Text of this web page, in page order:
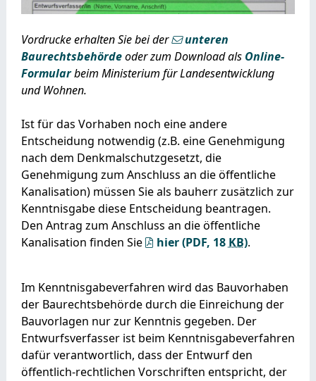
Vordrucke erhalten Sie bei der
unteren
Baurechtsbehördeoder zum Download als Online-
Formularbeim Ministerium für Landesentwicklung
und Wohnen.
Ist für das Vorhaben noch eine andere
Entscheidung notwendig (z.B. eine Genehmigung
nach dem Denkmalschutzgesetzt, die
Genehmigung zum Anschluss an die öffentliche
Kanalisation) müssen Sie als bauherr zusätzlich zur
Kenntnisgabe diese Entscheidung beantragen.
Den Antrag zum Anschluss an die öffentliche
Kanalisation finden Sie
hier(PDF, 18 KB).
Im Kenntnisgabeverfahren wird das Bauvorhaben
der Baurechtsbehörde durch die Einreichung der
Bauvorlagen nur zur Kenntnis gegeben. Der
Entwurfsverfasser ist beim Kenntnisgabeverfahren
dafür verantwortlich, dass der Entwurf den
öffentlich-rechtlichen Vorschriften entspricht, der